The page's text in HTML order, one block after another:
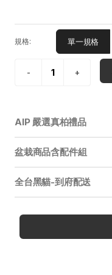
規格: 單一規格
AIP 嚴選真柏禮品
盆栽商品含配件組
全台黑貓-到府配送